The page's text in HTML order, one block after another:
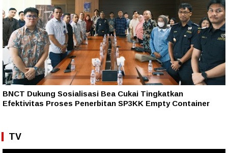
BNCT Dukung Sosialisasi Bea Cukai Tingkatkan
Efektivitas Proses Penerbitan SP3KK Empty Container
TV